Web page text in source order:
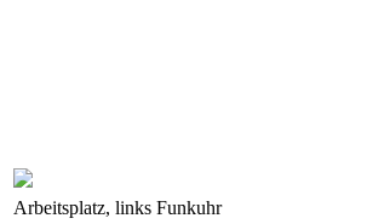
Arbeitsplatz, links Funkuhr